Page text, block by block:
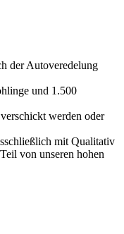
der Autoveredelung
und 1.500
werden oder
mit Qualitativ
von unseren hohen